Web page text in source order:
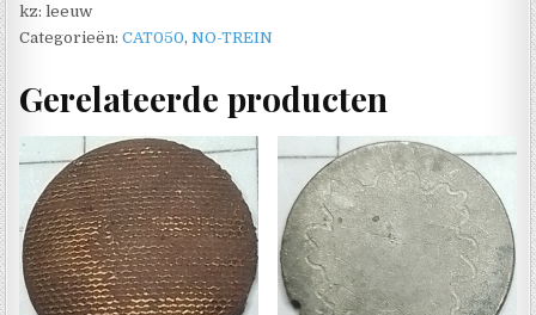
kz: leeuw
Categorieën:CAT050,NO-TREIN
Gerelateerde producten